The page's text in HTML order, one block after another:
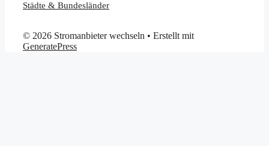
Städte & Bundesländer
© 2026 Stromanbieter wechseln • Erstellt mit
GeneratePress